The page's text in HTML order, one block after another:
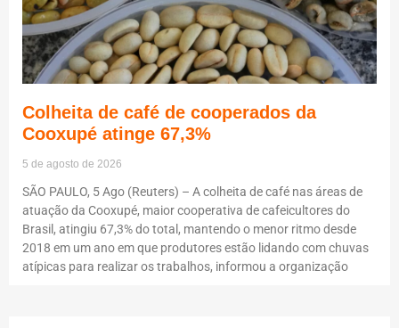
Colheita de café de cooperados da
Cooxupé atinge 67,3%
5 de agosto de 2026
SÃO PAULO, 5 Ago (Reuters) – A colheita de café nas áreas de
atuação da Cooxupé, maior cooperativa de cafeicultores do
Brasil, atingiu 67,3% do total, mantendo o menor ritmo desde
2018 em um ano em que produtores estão lidando com chuvas
atípicas para realizar os trabalhos, informou a organização